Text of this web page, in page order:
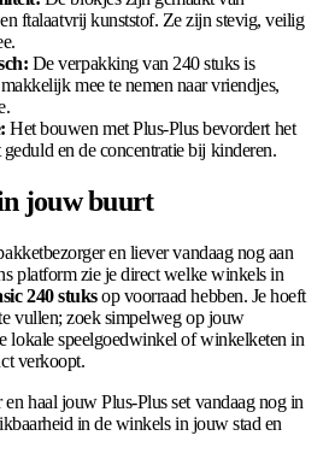
ftalaatvrij kunststof. Ze zijn stevig, veilig
De verpakking van 240 stuks is
mee te nemen naar vriendjes,
Het bouwen met Plus-Plus bevordert het
en de concentratie bij kinderen.
jouw buurt
en liever vandaag nog aan
platform zie je direct welke winkels in
240 stuksop voorraad hebben. Je hoeft
vullen; zoek simpelweg op jouw
lokale speelgoedwinkel of winkelketen in
verkoopt.
haal jouw Plus-Plus set vandaag nog in
in de winkels in jouw stad en